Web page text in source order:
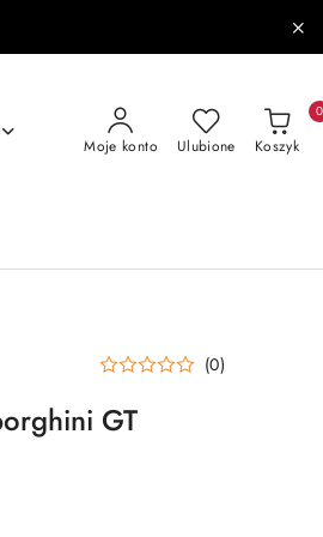
Moje konto Ulubione Koszyk
0
(0)
GT